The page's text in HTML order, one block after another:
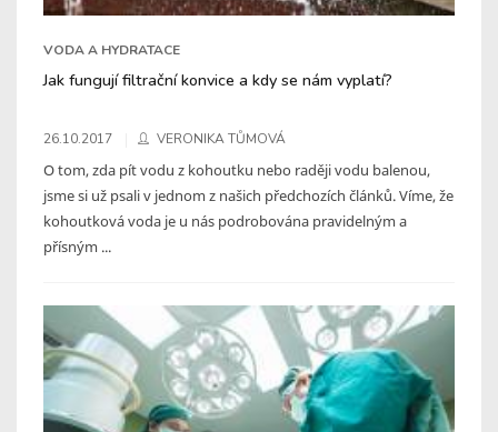
VODA A HYDRATACE
Jak fungují filtrační konvice a kdy se nám vyplatí?
26.10.2017 VERONIKA TŮMOVÁ
O tom, zda pít vodu z kohoutku nebo raději vodu balenou,
jsme si už psali v jednom z našich předchozích článků. Víme, že
kohoutková voda je u nás podrobována pravidelným a
přísným ...